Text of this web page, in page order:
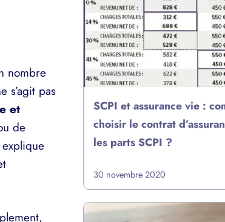
nombre
s’agit pas
et
de
SCPI et assurance vie :
choisir le contrat
les parts SCPI ?
30 novembre 2020